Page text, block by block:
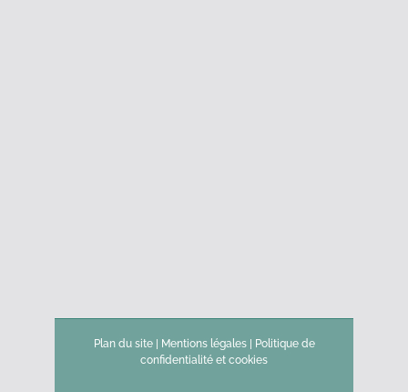
Plan du site| Mentions légales|
Politique de
confidentialité et cookies